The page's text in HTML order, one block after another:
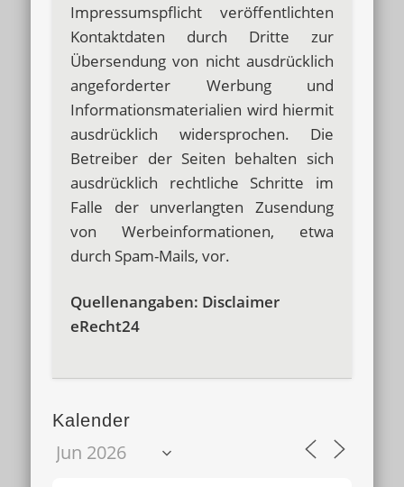
Impressumspflicht veröffentlichten
Kontaktdaten durch Dritte zur
Übersendung von nicht ausdrücklich
angeforderter Werbung und
Informationsmaterialien wird hiermit
ausdrücklich widersprochen. Die
Betreiber der Seiten behalten sich
ausdrücklich rechtliche Schritte im
Falle der unverlangten Zusendung
von Werbeinformationen, etwa
durch Spam-Mails, vor.
Quellenangaben: Disclaimer
eRecht24
Kalender